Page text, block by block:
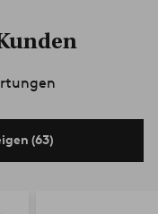
(63)